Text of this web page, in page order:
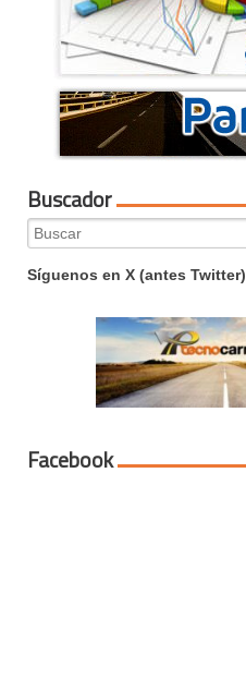
Buscador
Search
for:
Síguenos en X (antes Twitter)
Facebook